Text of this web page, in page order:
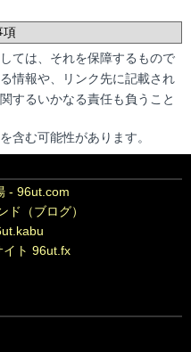
項
ては、それを保障するもので
情報や、リンク先に記載され
するいかなる責任も負うこと
含む可能性があります。
- 96ut.com
（ブログ）
イト 96ut.fx